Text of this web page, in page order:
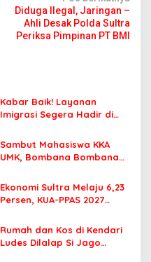
Diduga Ilegal, Jaringan –
Ahli Desak Polda Sultra
Periksa Pimpinan PT BMI
Kabar Baik! Layanan
Imigrasi Segera Hadir di
Perlu Lagi ke Kendari
Sambut Mahasiswa KKA
UMK, Bombana Bombana
Sasaran
Ekonomi Sultra Melaju 6,23
Persen, KUA-PPAS 2027
Rumah dan Kos di Kendari
Ludes Dilalap Si Jago